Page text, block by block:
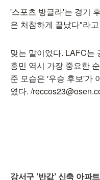
'스포츠 방글라'는 경기
은 처참하게 끝났다"라
맞는 말이었다. LAFC는
흥민 역시 가장 중요한
준 모습은 '우승 후보'가
였다. /